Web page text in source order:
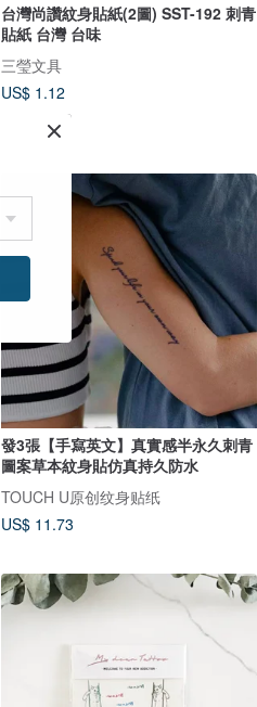
台灣尚讚紋身貼紙(2圖) SST-192 刺青
貼紙 台灣 台味
三瑩文具
US$ 1.12
發3張【手寫英文】真實感半永久刺青
圖案草本紋身貼仿真持久防水
TOUCH U原创纹身贴纸
US$ 11.73